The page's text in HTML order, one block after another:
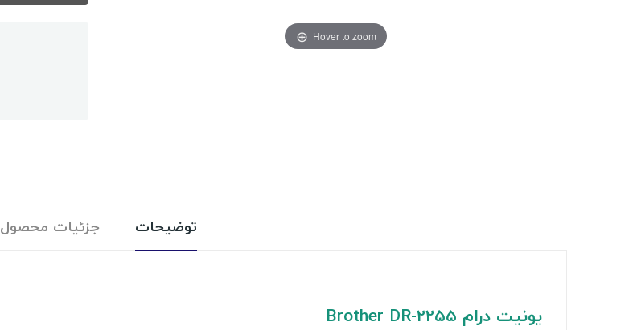
Hover to zoom
توضیحات جزئیات محصول
یونیت درام Brother DR-2255